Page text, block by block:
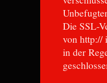
Die SSL-
von http://
in der